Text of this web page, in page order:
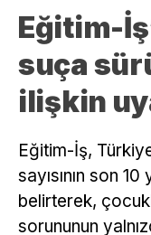
Eğitim-
suça
ilişkin
Eğitim-İş,
sayısının son
belirterek,
sorununun